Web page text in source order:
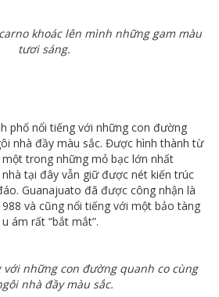
khoác lên mình những gam màu
tươi sáng.
phố nổi tiếng với những con đường
nhà đầy màu sắc. Được hình thành từ
trong những mỏ bạc lớn nhất
tại đây vẫn giữ được nét kiến trúc
Guanajuato đã được công nhận là
và cũng nổi tiếng với một bảo tàng
ám rất “bắt mắt”.
với những con đường quanh co cùng
nhà đầy màu sắc.